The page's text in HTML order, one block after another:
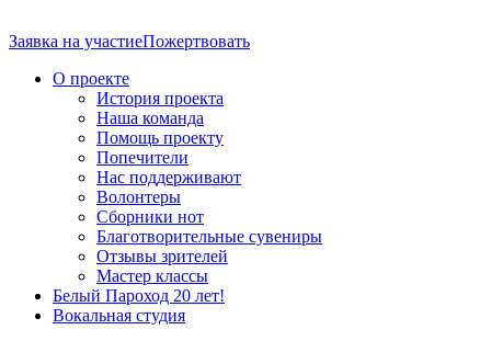
Заявка на участиеПожертвовать
О проекте
История проекта
Наша команда
Помощь проекту
Попечители
Нас поддерживают
Волонтеры
Сборники нот
Благотворительные сувениры
Отзывы зрителей
Мастер классы
Белый Пароход 20 лет!
Вокальная студия